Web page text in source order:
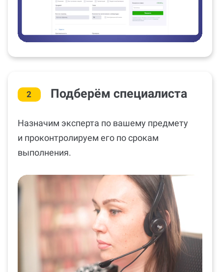
2 Подберём специалиста
Назначим эксперта по вашему предмету
и проконтролируем его по срокам
выполнения.